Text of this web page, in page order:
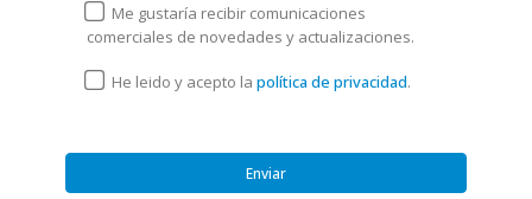
Me gustaría recibir comunicaciones
comerciales de novedades y actualizaciones.
He leido y acepto lapolítica de privacidad.